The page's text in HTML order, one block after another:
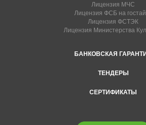
Лицензия МЧС
Лицензия ФСБ на
Лицензия ФСТЭК
Лицензия Министерства
БАНКОВСКАЯ
ТЕНДЕРЫ
СЕРТИФИКАТЫ